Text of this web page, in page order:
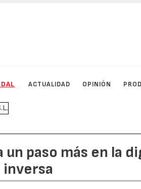
ACTUALIDAD OPINIÓN
un paso más en la